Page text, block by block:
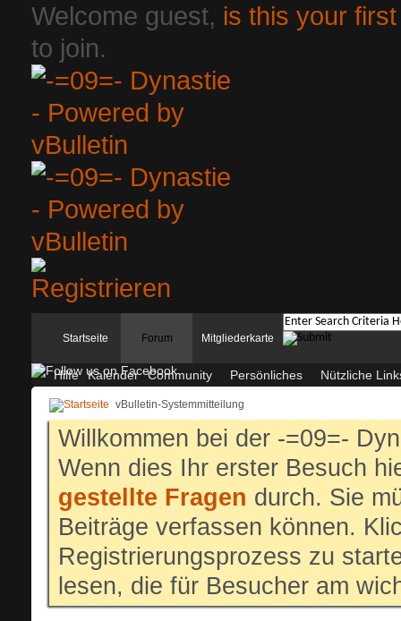
Welcome guest, is this your
to join.
Startseite Forum
Hilfe Kalender Community Persönliches Nützliche
Mitgliederkarte
vBulletin-Systemmitteilung
Willkommen bei der -=09=-
Wenn dies Ihr erster Besuch
gestellte Fragen durch. Sie
Beiträge verfassen können.
Registrierungsprozess zu
lesen, die für Besucher am